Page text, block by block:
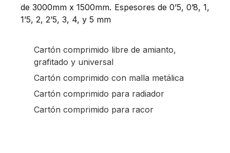
de 3000mm x 1500mm. Espesores de 0’5, 0’8, 1,
1’5, 2, 2’5, 3, 4, y 5 mm
Cartón comprimido libre de amianto,
grafitado y universal
Cartón comprimido con malla metálica
Cartón comprimido para radiador
Cartón comprimido para racor